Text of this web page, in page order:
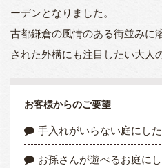
ーデンとなりました。
古都鎌倉の風情のある街並みに
された外構にも注目したい大人
お客様からのご要望
手入れがいらない庭にした
お孫さんが遊べるお庭にし